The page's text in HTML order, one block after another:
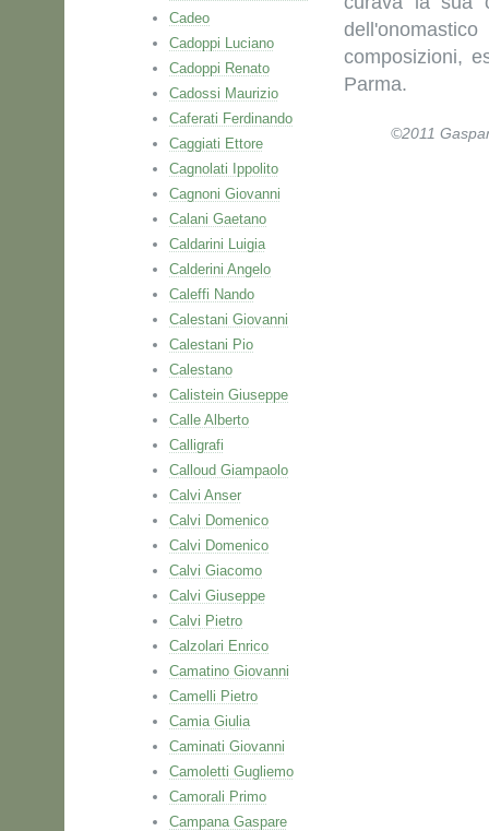
Cadeo
Cadoppi Luciano
Cadoppi Renato
Cadossi Maurizio
Caferati Ferdinando
Caggiati Ettore
Cagnolati Ippolito
Cagnoni Giovanni
Calani Gaetano
Caldarini Luigia
Calderini Angelo
Caleffi Nando
Calestani Giovanni
Calestani Pio
Calestano
Calistein Giuseppe
Calle Alberto
Calligrafi
Calloud Giampaolo
Calvi Anser
Calvi Domenico
Calvi Domenico
Calvi Giacomo
Calvi Giuseppe
Calvi Pietro
Calzolari Enrico
Camatino Giovanni
Camelli Pietro
Camia Giulia
Caminati Giovanni
Camoletti Gugliemo
Camorali Primo
Campana Gaspare
composizioni,
Parma.
©2011